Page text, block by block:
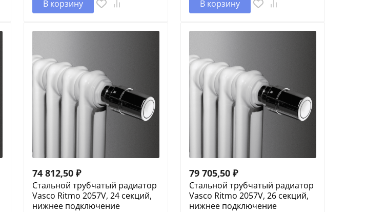
В корзину В корзину
74 812,50 ₽
Cтальной трубчатый радиатор
Vasco Ritmo 2057V, 24 секций,
нижнее подключение
79 705,50 ₽
Cтальной трубчатый радиатор
Vasco Ritmo 2057V, 26 секций,
нижнее подключение